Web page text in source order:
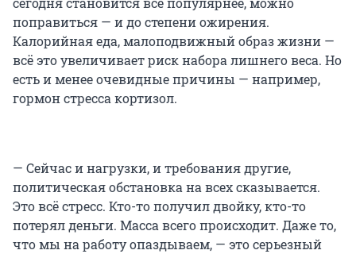
поправиться — и до степени ожирения.
Калорийная еда, малоподвижный образ жизни —
всё это увеличивает риск набора лишнего веса. Но
есть и менее очевидные причины — например,
гормон стресса кортизол.
— Сейчас и нагрузки, и требования другие,
политическая обстановка на всех сказывается.
Это всё стресс. Кто-то получил двойку, кто-то
потерял деньги. Масса всего происходит. Даже то,
что мы на работу опаздываем, — это серьезный